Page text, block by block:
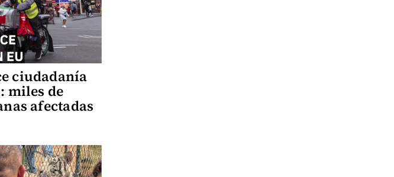
ciudadanía
miles de
afectadas